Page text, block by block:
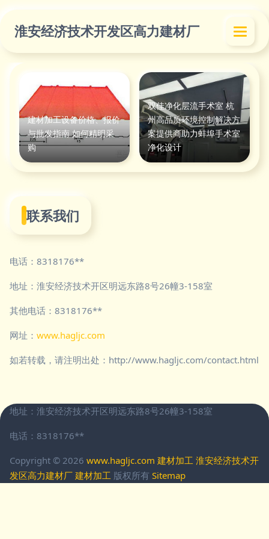
淮安经济技术开发区高力建材厂
建材加工设备价格、报价
与批发指南 如何精明采
购
双佳净化层流手术室 杭
州高品质环境控制解决方
案提供商助力蚌埠手术室
净化设计
联系我们
电话：8318176**
地址：淮安经济技术开区明远东路8号26幢3-158室
其他电话：8318176**
网址： www.hagljc.com
如若转载，请注明出处：http://www.hagljc.com/contact.html
地址：淮安经济技术开区明远东路8号26幢3-158室
电话：8318176**
Copyright © 2026 www.hagljc.com 建材加工 淮安经济技术开
发区高力建材厂 建材加工 版权所有 Sitemap